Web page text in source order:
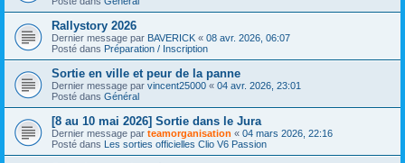
Rallystory 2026
Dernier message par BAVERICK « 08 avr. 2026, 06:07
Posté dans Préparation / Inscription
Sortie en ville et peur de la panne
Dernier message par vincent25000 « 04 avr. 2026, 23:01
Posté dans Général
[8 au 10 mai 2026] Sortie dans le Jura
Dernier message par teamorganisation « 04 mars 2026, 22:16
Posté dans Les sorties officielles Clio V6 Passion